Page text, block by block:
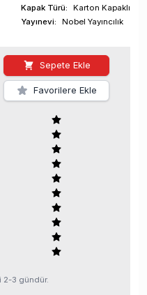
Kapak Türü:
Karton Kapaklı
Yayınevi:
Nobel Yayıncılık
Sepete Ekle
Favorilere Ekle
2-3 gündür.